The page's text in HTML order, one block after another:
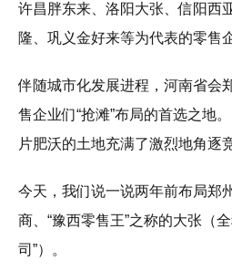
许昌胖东来、洛阳大张、信阳西
隆、巩义金好来等为代表的零售
伴随城市化发展进程，河南省会
售企业们“抢滩”布局的首选之地
片肥沃的土地充满了激烈地角逐
今天，我们说一说两年前布局郑
商、“豫西零售王”之称的大张（
司”）。